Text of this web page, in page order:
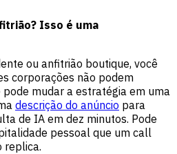
Isso é uma
ou anfitrião boutique, você
corporações não podem
pode mudar a estratégia em uma
descrição do anúncio para
de IA em dez minutos. Pode
pessoal que um call
replica.